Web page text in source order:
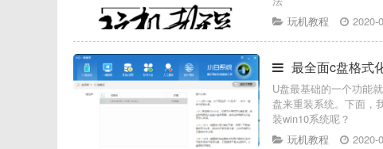
玩机教程
2020-
最全面c盘格式
U盘最基础的一个功能
盘来重装系统。下面，
装win10系统呢？
玩机教程
2020-